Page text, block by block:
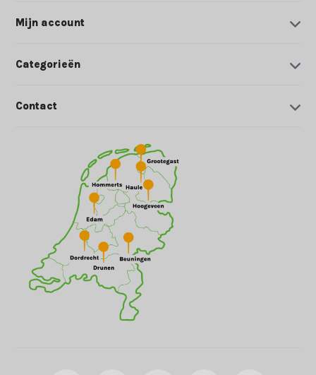
Mijn account
Categorieën
Contact